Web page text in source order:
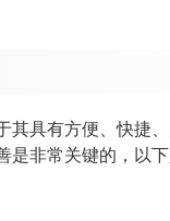
其具有方便、快捷
非常关键的，以下